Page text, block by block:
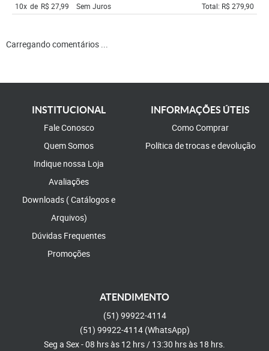
10x de R$ 27,99 Sem Juros Total: R$ 279,90
Carregando comentários ...
INSTITUCIONAL
Fale Conosco
Quem Somos
Indique nossa Loja
Avaliações
Downloads ( Catálogos e
Arquivos)
Dúvidas Frequentes
Promoções
INFORMAÇÕES ÚTEIS
Como Comprar
Política de trocas e devolução
ATENDIMENTO
(51) 99922-4114
(51) 99922-4114 (WhatsApp)
Seg a Sex - 08 hrs às 12 hrs / 13:30 hrs às 18 hrs.